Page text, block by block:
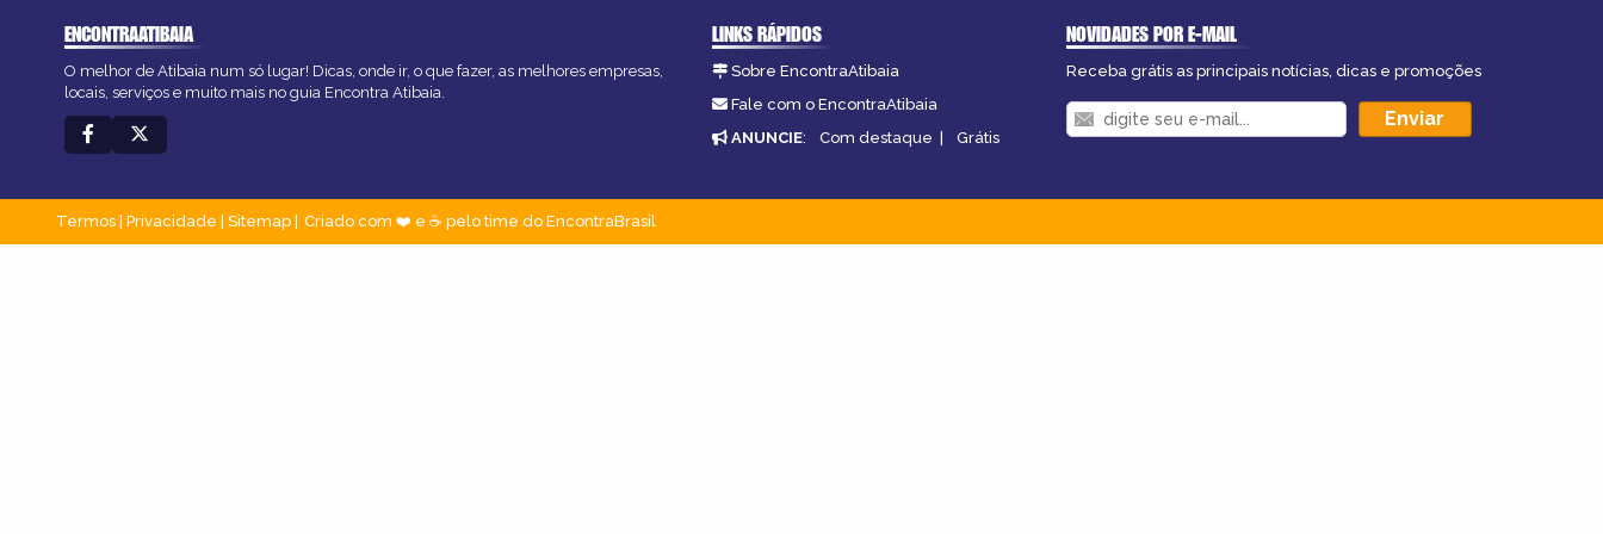
ENCONTRAATIBAIA
O melhor de Atibaia num só lugar! Dicas, onde ir, o que fazer, as melhores empresas,
locais, serviços e muito mais no guia Encontra Atibaia.
LINKS RÁPIDOS
Sobre EncontraAtibaia
Fale com o EncontraAtibaia
ANUNCIE: Com destaque | Grátis
NOVIDADES POR E-MAIL
Receba grátis as principais notícias, dicas e promoções
Termos Privacidade Sitemap Criado com ❤️ e ☕ pelo time do EncontraBrasil